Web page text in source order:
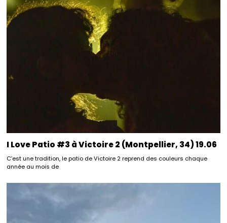
I Love Patio #3 à Victoire 2 (Montpellier, 34) 19.06
C’est une tradition, le patio de Victoire 2 reprend des couleurs chaque
année au mois de